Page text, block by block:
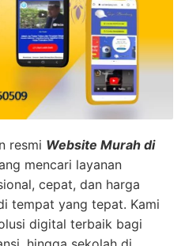
resmi Website Murah di
mencari layanan
cepat, dan harga
tempat yang tepat. Kami
digital terbaik bagi